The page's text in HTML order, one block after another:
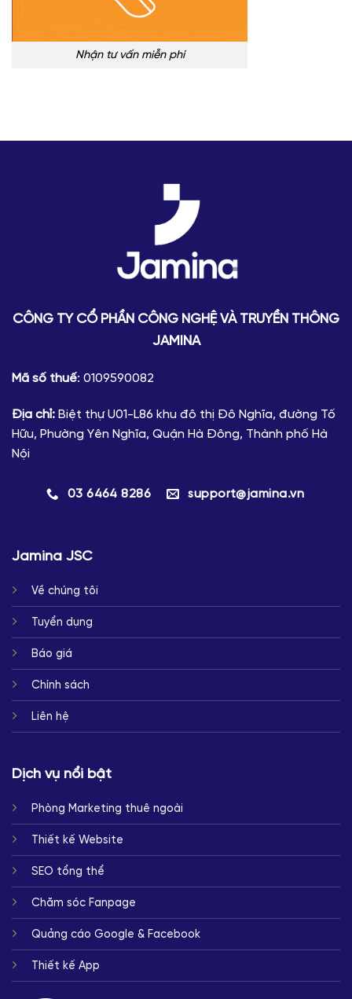
Nhận tư vấn miễn phí
CÔNG TY CỔ PHẦN CÔNG NGHỆ VÀ TRUYỀN THÔNG
JAMINA
Mã số thuế: 0109590082
Địa chỉ: Biệt thự U01-L86 khu đô thị Đô Nghĩa, đường Tố
Hữu, Phường Yên Nghĩa, Quận Hà Đông, Thành phố Hà
Nội
03 6464 8286 support@jamina.vn
Jamina JSC
Về chúng tôi
Tuyển dụng
Báo giá
Chính sách
Liên hệ
Dịch vụ nổi bật
Phòng Marketing thuê ngoài
Thiết kế Website
SEO tổng thể
Chăm sóc Fanpage
Quảng cáo Google & Facebook
Thiết kế App